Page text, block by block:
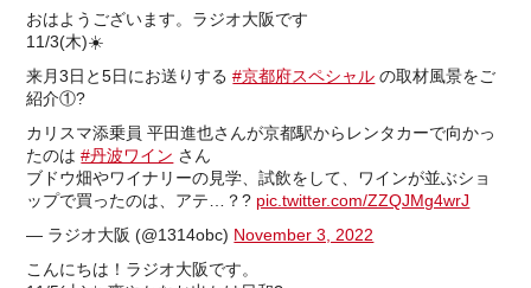
おはようございます。ラジオ大阪です
11/3(木)☀️
来月3日と5日にお送りする#京都府スペシャル の取材風景をご
紹介①?
カリスマ添乗員 平田進也さんが京都駅からレンタカーで向かっ
たのは#丹波ワイン さん
ブドウ畑やワイナリーの見学、試飲をして、ワインが並ぶショ
ップで買ったのは、アテ…？? pic.twitter.com/ZZQJMg4wrJ
— ラジオ大阪 (@1314obc) November 3, 2022
こんにちは！ラジオ大阪です。